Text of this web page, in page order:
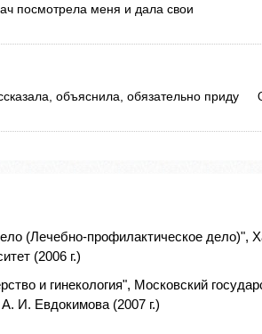
посмотрела меня и дала свои
объяснила, обязательно приду
(Лечебно-профилактическое дело)",
(2006 г.)
и гинекология", Московский
И. Евдокимова (2007 г.)